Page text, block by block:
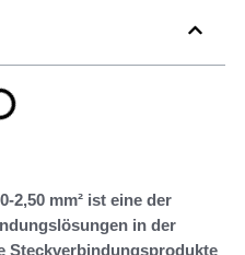
2,50 mm² ist eine der
in der
Steckverbindungsprodukte